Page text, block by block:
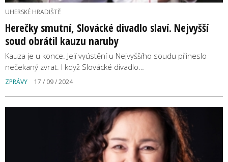
UHERSKÉ HRADIŠTĚ
Herečky smutní, Slovácké divadlo slaví. Nejvyšší
soud obrátil kauzu naruby
Kauza je u konce. Její vyústění u Nejvyššího soudu přineslo
nečekaný zvrat. I když Slovácké divadlo…
ZPRÁVY 17 / 09 / 2024